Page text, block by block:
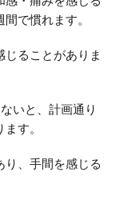
で慣れます。
じることがありま
いと、計画通り
す。
り、手間を感じる